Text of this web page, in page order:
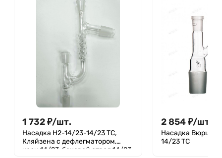
1 732₽/шт.
Насадка Н2-14/23-14/23 ТС,
Кляйзена с дефлегматором,
керн 14/23, боковой отвод 14/23,
2 854₽/шт.
Насадка Вюрца
14/23 ТС